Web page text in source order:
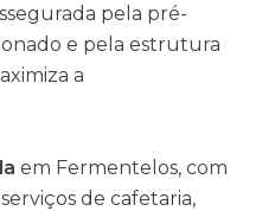
pela pré-
e pela estrutura
a
em Fermentelos, com
serviços de cafetaria,